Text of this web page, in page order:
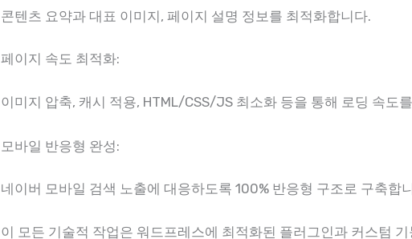
콘텐츠 요약과 대표 이미지, 페이지 설명 정보를 최적화합니다.
페이지 속도 최적화:
이미지 압축, 캐시 적용, HTML/CSS/JS 최소화 등을 통해 로딩 속도
모바일 반응형 완성:
네이버 모바일 검색 노출에 대응하도록 100% 반응형 구조로 구축합
이 모든 기술적 작업은 워드프레스에 최적화된 플러그인과 커스텀